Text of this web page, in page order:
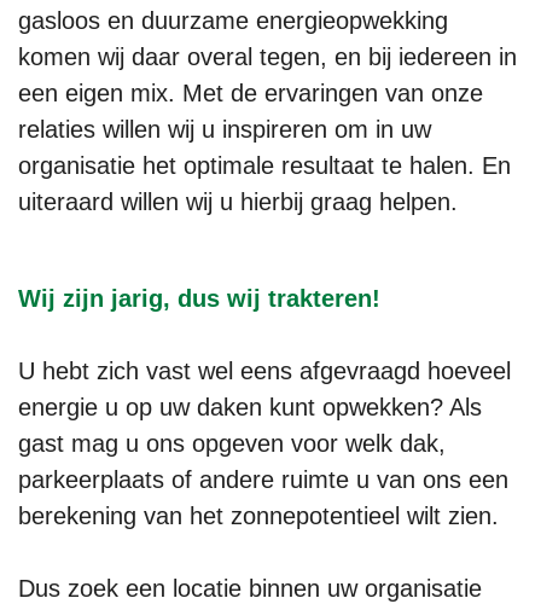
gasloos en duurzame energieopwekking
komen wij daar overal tegen, en bij iedereen in
een eigen mix. Met de ervaringen van onze
relaties willen wij u inspireren om in uw
organisatie het optimale resultaat te halen. En
uiteraard willen wij u hierbij graag helpen.
Wij zijn jarig, dus wij trakteren!
U hebt zich vast wel eens afgevraagd hoeveel
energie u op uw daken kunt opwekken? Als
gast mag u ons opgeven voor welk dak,
parkeerplaats of andere ruimte u van ons een
berekening van het zonnepotentieel wilt zien.
Dus zoek een locatie binnen uw organisatie